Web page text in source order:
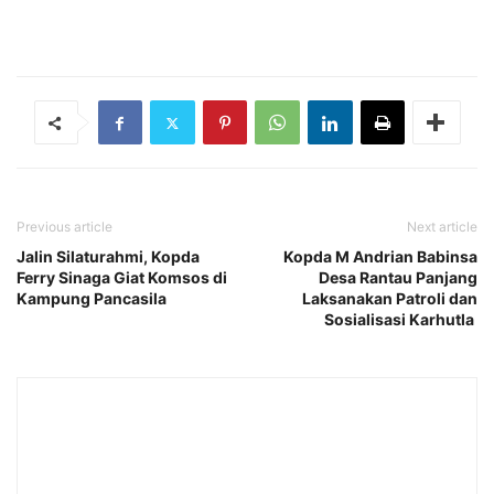
Previous article
Jalin Silaturahmi, Kopda
Ferry Sinaga Giat Komsos di
Kampung Pancasila
Next article
Kopda M Andrian Babinsa
Desa Rantau Panjang
Laksanakan Patroli dan
Sosialisasi Karhutla